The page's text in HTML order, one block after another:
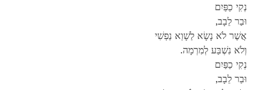
נְקִי כַפַּיִם
,וּבַר לֵבָב
אֲשֶׁר לֹא נָשָׂא לַשָׁוְא נַפְשִׁי
.וְלֹא נִשְׁבַּע לְמִרְמָה
נְקִי כַפַּיִם
,וּבַר לֵבָב